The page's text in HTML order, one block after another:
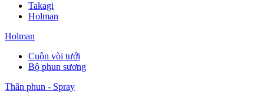
Takagi
Holman
Holman
Cuộn vòi tưới
Bộ phun sương
Thân phun - Spray